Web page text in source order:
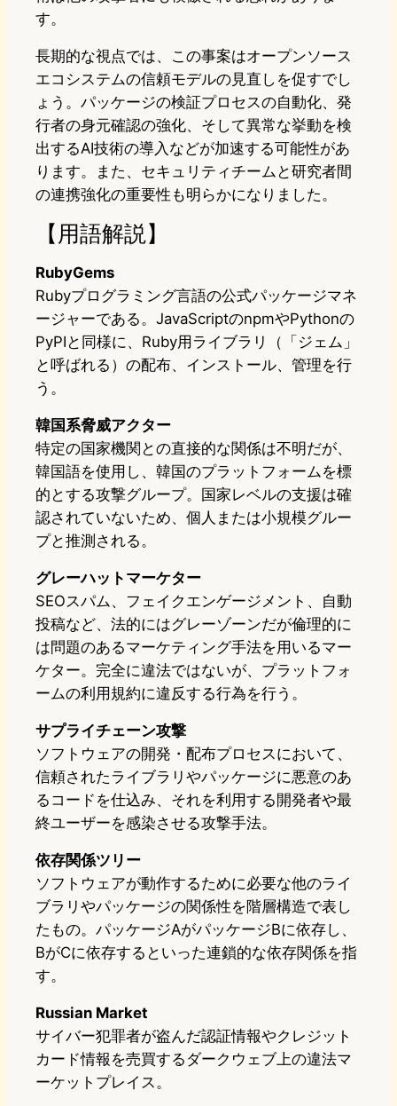
す。
長期的な視点では、この事案はオープンソース
エコシステムの信頼モデルの見直しを促すでし
ょう。パッケージの検証プロセスの自動化、発
行者の身元確認の強化、そして異常な挙動を検
出するAI技術の導入などが加速する可能性があ
ります。また、セキュリティチームと研究者間
の連携強化の重要性も明らかになりました。
【用語解説】
RubyGems
Rubyプログラミング言語の公式パッケージマネ
ージャーである。JavaScriptのnpmやPythonの
PyPIと同様に、Ruby用ライブラリ（「ジェム」
と呼ばれる）の配布、インストール、管理を行
う。
韓国系脅威アクター
特定の国家機関との直接的な関係は不明だが、
韓国語を使用し、韓国のプラットフォームを標
的とする攻撃グループ。国家レベルの支援は確
認されていないため、個人または小規模グルー
プと推測される。
グレーハットマーケター
SEOスパム、フェイクエンゲージメント、自動
投稿など、法的にはグレーゾーンだが倫理的に
は問題のあるマーケティング手法を用いるマー
ケター。完全に違法ではないが、プラットフォ
ームの利用規約に違反する行為を行う。
サプライチェーン攻撃
ソフトウェアの開発・配布プロセスにおいて、
信頼されたライブラリやパッケージに悪意のあ
るコードを仕込み、それを利用する開発者や最
終ユーザーを感染させる攻撃手法。
依存関係ツリー
ソフトウェアが動作するために必要な他のライ
ブラリやパッケージの関係性を階層構造で表し
たもの。パッケージAがパッケージBに依存し、
BがCに依存するといった連鎖的な依存関係を指
す。
Russian Market
サイバー犯罪者が盗んだ認証情報やクレジット
カード情報を売買するダークウェブ上の違法マ
ーケットプレイス。